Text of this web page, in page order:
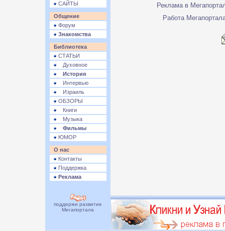
САЙТЫ
Общение
Форум
Знакомства
Библиотека
СТАТЬИ
Духовное
История
Интервью
Израиль
ОБЗОРЫ
Книги
Музыка
Фильмы
ЮМОР
О нас
Контакты
Поддержка
Реклама
Реклама в
Работа
поддержи развитие
Мегапортала